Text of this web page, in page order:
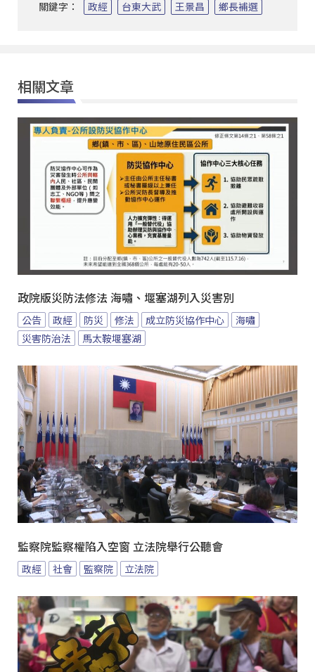
關鍵字： 政經 台東大武 王景昌 鄉長補選
相關文章
政院版災防法修法 海嘯、堰塞湖列入災害別
公告 政經 防災 修法 成立防災協作中心
海嘯
災害防治法
馬太鞍堰塞湖
監察院監察權陷入空窗 立法院舉行公聽會
政經 社會 監察院 立法院